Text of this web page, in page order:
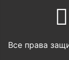
Все права